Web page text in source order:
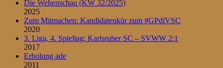
Die Wehenschau (KW 32/2025)
2025
Zum Mitmachen: Kandidatenkür zum #GPdlVSC
2020
3. Liga, 4. Spieltag: Karlsruher SC – SVWW 2:1
2017
Erholung ade
2011